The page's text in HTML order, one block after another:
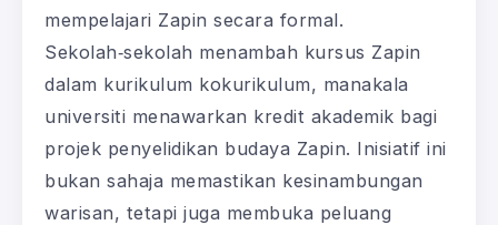
mempelajari Zapin secara formal.
Sekolah‑sekolah menambah kursus Zapin
dalam kurikulum kokurikulum, manakala
universiti menawarkan kredit akademik bagi
projek penyelidikan budaya Zapin. Inisiatif ini
bukan sahaja memastikan kesinambungan
warisan, tetapi juga membuka peluang